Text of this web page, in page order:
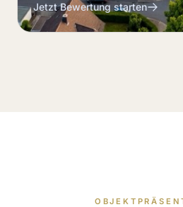
Jetzt Bewertung starten